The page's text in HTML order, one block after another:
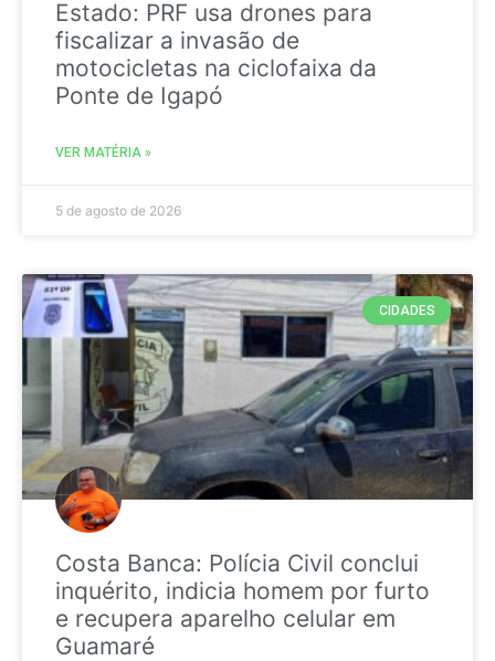
Estado: PRF usa drones para
fiscalizar a invasão de
motocicletas na ciclofaixa da
Ponte de Igapó
VER MATÉRIA »
5 de agosto de 2026
CIDADES
Costa Banca: Polícia Civil conclui
inquérito, indicia homem por furto
e recupera aparelho celular em
Guamaré